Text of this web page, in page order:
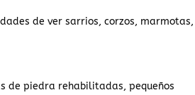
de ver sarrios, corzos, marmotas,
de piedra rehabilitadas, pequeños